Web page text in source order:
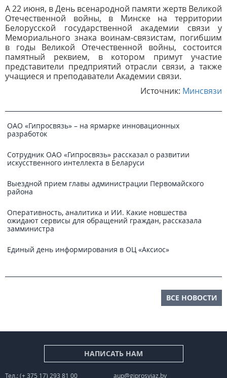
А 22 июня, в День всенародной памяти жертв Великой
Отечественной войны, в Минске на территории
Белорусской государственной академии связи у
Мемориального знака воинам-связистам, погибшим
в годы Великой Отечественной войны, состоится
памятный реквием, в котором примут участие
представители предприятий отрасли связи, а также
учащиеся и преподаватели Академии связи.
Источник: Минсвязи
ОАО «Гипросвязь» – на ярмарке инновационных
разработок
Сотрудник ОАО «Гипросвязь» рассказал о развитии
искусственного интеллекта в Беларуси
Выездной прием главы администрации Первомайского
района
Оперативность, аналитика и ИИ. Какие новшества
ожидают сервисы для обращений граждан, рассказала
замминистра
Единый день информирования в ОЦ «Аксиос»
ВСЕ НОВОСТИ
НАПИСАТЬ НАМ
Тел.: (+ 375 17) 293 81 00 aup@giprosvjaz.by